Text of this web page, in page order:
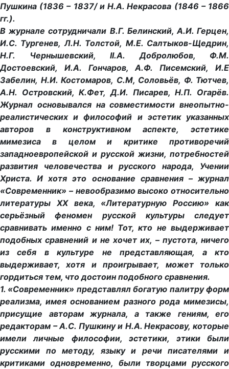
Пушкина (1836 – 1837/ и Н.А. Некрасова (1846 – 1866
гг.).
В журнале сотрудничали В.Г. Белинский, А.И. Герцен,
И.С. Тургенев, Л.Н. Толстой, М.Е. Салтыков-Щедрин,
Н.Г. Чернышевский, II.А. Добролюбов, Ф.М.
Достоевский, И.А. Гончаров, А.Ф. Писемский, И.Е
Забелин, Н.И. Костомаров, С.М, Соловьёв, Ф. Тютчев,
А.Н. Островский, К.Фет, Д.И. Писарев, Н.П. Огарёв.
Журнал основывался на совместимости внеопытно-
реалистических и философий и эстетик указанных
авторов в конструктивном аспекте, эстетике
мимезиса в целом и критике противоречий
западноевропейской и русской жизни, потребностей
развития человечества и русского народа, Учении
Христа. И хотя это основание сравнения – журнал
«Современник» – невообразимо высоко относительно
литературы XX века, «Литературную Россию» как
серьёзный феномен русской культуры следует
сравнивать именно с ним! Тот, кто не выдерживает
подобных сравнений и не хочет их, – пустота, ничего
из себя в культуре не представляющая, а кто
выдерживает, хотя и проигрывает, может только
гордиться тем, что достоин подобного сравнения.
1. «Современник» представлял богатую палитру форм
реализма, имея основанием разного рода мимезисы,
присущие авторам журнала, а также гениям, его
редакторам – А.С. Пушкину и Н.А. Некрасову, которые
имели личные философии, эстетики, этики были
русскими по методу, языку и речи писателями и
критиками одновременно, были творцами русского